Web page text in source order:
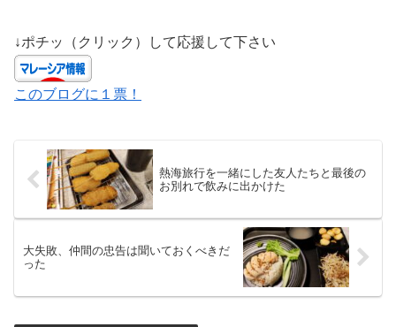
↓ポチッ（クリック）して応援して下さい
このブログに１票！
熱海旅行を一緒にした友人たちと最後の
お別れで飲みに出かけた
大失敗、仲間の忠告は聞いておくべきだ
った